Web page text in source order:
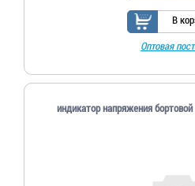
В
Оптовая
индикатор напряжения